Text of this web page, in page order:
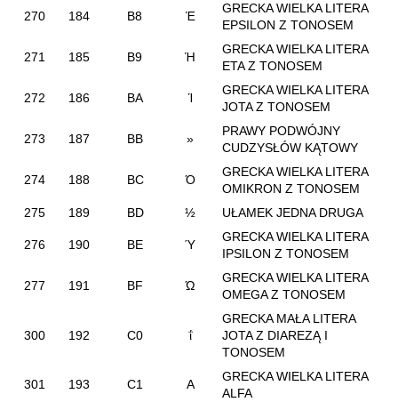
270 184 B8 Έ
GRECKA WIELKA LITERA
EPSILON Z TONOSEM
271 185 B9 Ή
GRECKA WIELKA LITERA
ETA Z TONOSEM
272 186 BA Ί
GRECKA WIELKA LITERA
JOTA Z TONOSEM
273 187 BB »
PRAWY PODWÓJNY
CUDZYSŁÓW KĄTOWY
274 188 BC Ό
GRECKA WIELKA LITERA
OMIKRON Z TONOSEM
275
189 BD ½ UŁAMEK JEDNA DRUGA
276 190 BE Ύ
GRECKA WIELKA LITERA
IPSILON Z TONOSEM
277 191 BF Ώ
GRECKA WIELKA LITERA
OMEGA Z TONOSEM
300 192 C0 ΐ
GRECKA MAŁA LITERA
JOTA Z DIAREZĄ I
TONOSEM
301 193 C1 Α
GRECKA WIELKA LITERA
ALFA